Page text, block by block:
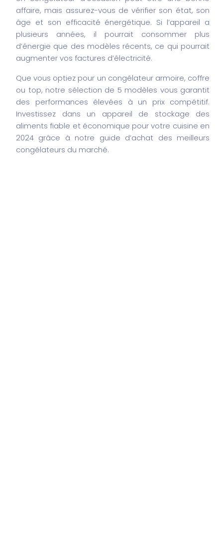
affaire, mais assurez-vous de vérifier son état, son
âge et son efficacité énergétique. Si l’appareil a
plusieurs années, il pourrait consommer plus
d’énergie que des modèles récents, ce qui pourrait
augmenter vos factures d’électricité.
Que vous optiez pour un congélateur armoire, coffre
ou top, notre sélection de 5 modèles vous garantit
des performances élevées à un prix compétitif.
Investissez dans un appareil de stockage des
aliments fiable et économique pour votre cuisine en
2024 grâce à notre guide d’achat des meilleurs
congélateurs du marché.